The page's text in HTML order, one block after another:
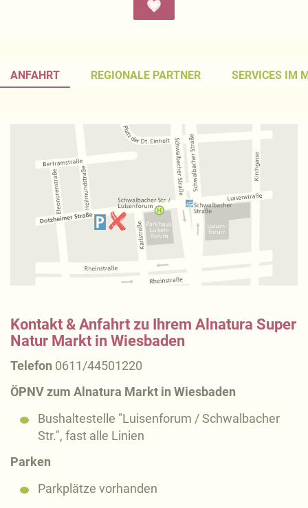
ANFAHRT REGIONALE PARTNER SERVICES IM
Kontakt & Anfahrt zu Ihrem Alnatura Super
Natur Markt in Wiesbaden
Telefon 0611/44501220
ÖPNV zum Alnatura Markt in Wiesbaden
Bushaltestelle "Luisenforum / Schwalbacher
Str.", fast alle Linien
Parken
Parkplätze vorhanden